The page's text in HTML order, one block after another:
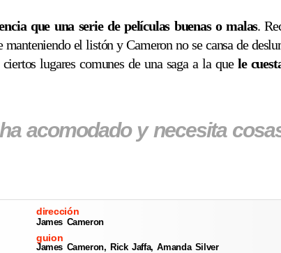
que una serie de películas buenas o malas.
el listón y Cameron no se cansa de
lugares comunes de una saga a la que le
acomodado y necesita
dirección
James Cameron
guion
James Cameron, Rick Jaffa, Amanda Silver